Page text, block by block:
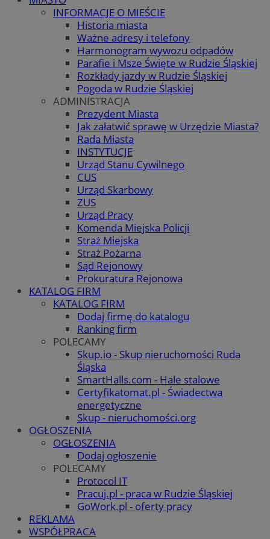
INFORMACJE O MIEŚCIE
Historia miasta
Ważne adresy i telefony
Harmonogram wywozu odpadów
Parafie i Msze Święte w Rudzie Śląskiej
Rozkłady jazdy w Rudzie Śląskiej
Pogoda w Rudzie Śląskiej
ADMINISTRACJA
Prezydent Miasta
Jak załatwić sprawę w Urzędzie Miasta?
Rada Miasta
INSTYTUCJE
Urząd Stanu Cywilnego
CUS
Urząd Skarbowy
ZUS
Urząd Pracy
Komenda Miejska Policji
Straż Miejska
Straż Pożarna
Sąd Rejonowy
Prokuratura Rejonowa
KATALOG FIRM
KATALOG FIRM
Dodaj firmę do katalogu
Ranking firm
POLECAMY
Skup.io - Skup nieruchomości Ruda
Śląska
SmartHalls.com - Hale stalowe
Certyfikatomat.pl - Świadectwa
energetyczne
Skup - nieruchomości.org
OGŁOSZENIA
OGŁOSZENIA
Dodaj ogłoszenie
POLECAMY
Protocol IT
Pracuj.pl - praca w Rudzie Śląskiej
GoWork.pl - oferty pracy
REKLAMA
WSPÓŁPRACA